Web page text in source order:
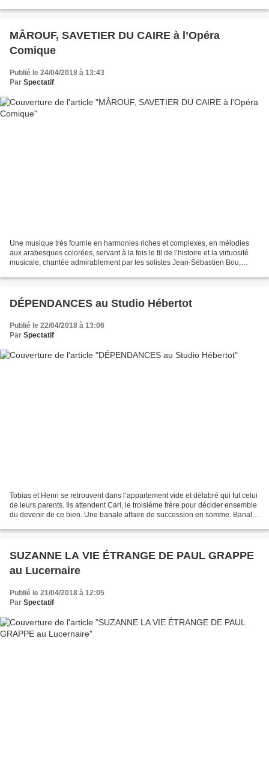
MÂROUF, SAVETIER DU CAIRE à l’Opéra
Comique
Publié le 24/04/2018 à 13:43
Par Spectatif
Une musique très fournie en harmonies riches et complexes, en mélodies
aux arabesques colorées, servant à la fois le fil de l’histoire et la virtuosité
musicale, chantée admirablement par les solistes Jean-Sébastien Bou,
DÉPENDANCES au Studio Hébertot
Publié le 22/04/2018 à 13:06
Par Spectatif
Tobias et Henri se retrouvent dans l’appartement vide et délabré qui fut celui
de leurs parents. Ils attendent Carl, le troisième frère pour décider ensemble
du devenir de ce bien. Une banale affaire de succession en somme. Banale
SUZANNE LA VIE ÉTRANGE DE PAUL GRAPPE
au Lucernaire
Publié le 21/04/2018 à 12:05
Par Spectatif